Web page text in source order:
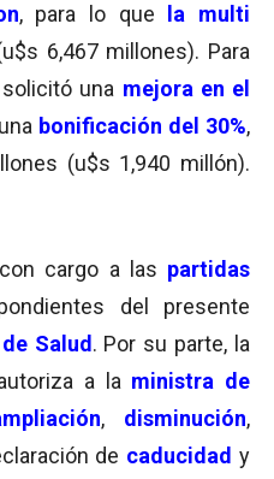
, para lo que la multi
6,467 millones). Para
solicitó una mejora en el
bonificación del 30%,
(u$s 1,940 millón).
con cargo a las partidas
del presente
Salud . Por su parte, la
a la ministra de
, disminución,
de caducidad y